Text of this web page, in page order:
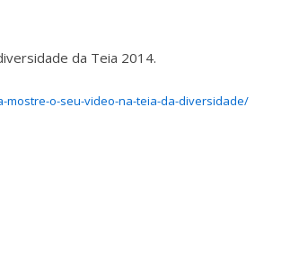
da Teia 2014.
o-seu-video-na-teia-da-diversidade/